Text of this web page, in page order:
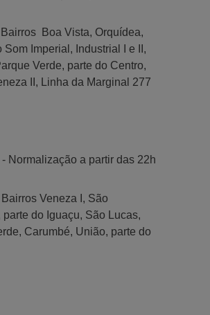
Bairros Boa Vista, Orquídea,
Som Imperial, Industrial I e II,
Verde, parte do Centro,
II, Linha da Marginal 277
Normalização a partir das 22h
Bairros Veneza I, São
parte do Iguaçu, São Lucas,
Carumbé, União, parte do